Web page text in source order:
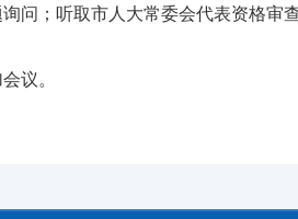
问；听取市人大常委会代表资格审
议。